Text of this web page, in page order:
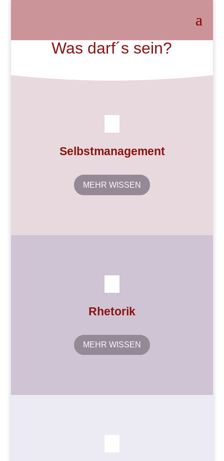
Was darf´s sein?
Selbstmanagement
MEHR WISSEN
Rhetorik
MEHR WISSEN